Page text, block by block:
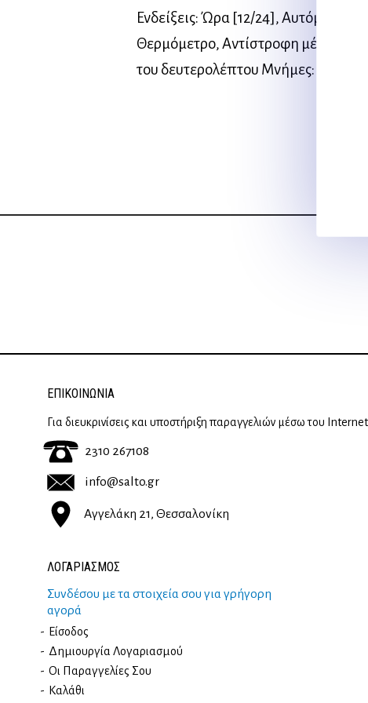
Ενδείξεις: Ώρα [12/24], Αυτόματο
Θερμόμετρο, Αντίστροφη μέτρηση
του δευτερολέπτου Μνήμες: 10
ΕΠΙΚΟΙΝΩΝΊΑ
Για διευκρινίσεις και υποστήριξη παραγγελιών μέσω του Internet
2310 267108
info@salto.gr
Αγγελάκη 21, Θεσσαλονίκη
ΛΟΓΑΡΙΑΣΜΟΣ
Συνδέσου με τα στοιχεία σου για γρήγορη
αγορά
Είσοδος
Δημιουργία Λογαριασμού
Οι Παραγγελίες Σου
Καλάθι